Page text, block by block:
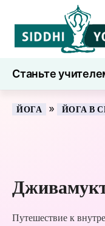
Станьте
7 дней здоровья
ЙОГА » ЙОГА В
Путешествие к